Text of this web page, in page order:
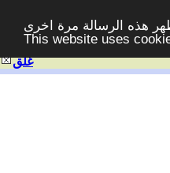
هذه الرسالة مرة اخرى -
This website uses
غلق